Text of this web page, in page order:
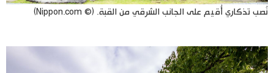
نُصب تذكاري أُقيم على الجانب الشرقي من القبة. (© Nippon.com)